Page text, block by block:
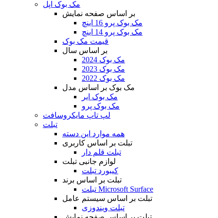
مک بوک اپل
بر اساس صفحه نمایش
مک بوک پرو 16 اینچ
مک بوک پرو 14 اینچ
قیمت مک بوک
بر اساس سال
مک بوک 2024
مک بوک 2023
مک بوک 2022
مک بوک بر اساس مدل
مک بوک ایر
مک بوک پرو
لپ تاپ مایکروسافت
تبلت
همه موارد این دسته
تبلت بر اساس کاربری
تبلت قلم دار
لوازم جانبی تبلت
کیبورد تبلت
تبلت بر اساس برند
تبلت Microsoft Surface
تبلت بر اساس سیستم عامل
تبلت ویندوزی